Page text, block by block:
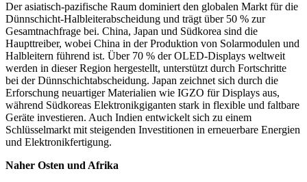
Der asiatisch-pazifische Raum dominiert den globalen Markt für die
Dünnschicht-Halbleiterabscheidung und trägt über 50 % zur
Gesamtnachfrage bei. China, Japan und Südkorea sind die
Haupttreiber, wobei China in der Produktion von Solarmodulen und
Halbleitern führend ist. Über 70 % der OLED-Displays weltweit
werden in dieser Region hergestellt, unterstützt durch Fortschritte
bei der Dünnschichtabscheidung. Japan zeichnet sich durch die
Erforschung neuartiger Materialien wie IGZO für Displays aus,
während Südkoreas Elektronikgiganten stark in flexible und faltbare
Geräte investieren. Auch Indien entwickelt sich zu einem
Schlüsselmarkt mit steigenden Investitionen in erneuerbare Energien
und Elektronikfertigung.
Naher Osten und Afrika